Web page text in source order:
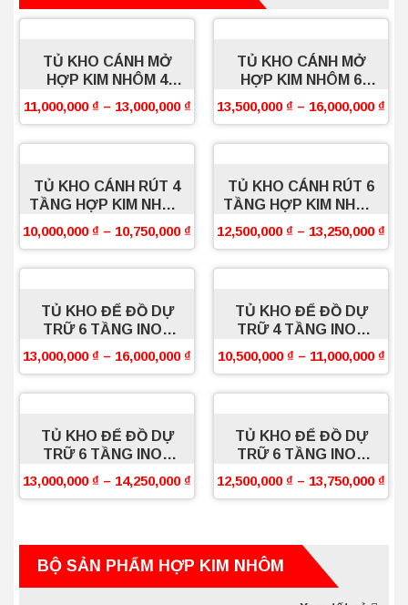
TỦ KHO CÁNH MỞ
HỢP KIM NHÔM 4
TẦNG BOSSEU
11,000,000 ₫ – 13,000,000 ₫
TỦ KHO CÁNH MỞ
HỢP KIM NHÔM 6
TẦNG BOSSEU
13,500,000 ₫ – 16,000,000 ₫
TỦ KHO CÁNH RÚT 4
TẦNG HỢP KIM NHÔM
BOSSEU
10,000,000 ₫ – 10,750,000 ₫
TỦ KHO CÁNH RÚT 6
TẦNG HỢP KIM NHÔM
BOSSEU
12,500,000 ₫ – 13,250,000 ₫
TỦ KHO ĐỂ ĐỒ DỰ
TRỮ 6 TẦNG INOX
304 SỢI OVAL
BOSSEU
13,000,000 ₫ – 16,000,000 ₫
TỦ KHO ĐỂ ĐỒ DỰ
TRỮ 4 TẦNG INOX
304 SỢI OVAL
BOSSEU
10,500,000 ₫ – 11,000,000 ₫
TỦ KHO ĐỂ ĐỒ DỰ
TRỮ 6 TẦNG INOX
304 SỢI FLAT PRO
BOSSEU
13,000,000 ₫ – 14,250,000 ₫
TỦ KHO ĐỂ ĐỒ DỰ
TRỮ 6 TẦNG INOX
304 SỢI FLAT PRO
BOSSEU
12,500,000 ₫ – 13,750,000 ₫
BỘ SẢN PHẨM HỢP KIM NHÔM